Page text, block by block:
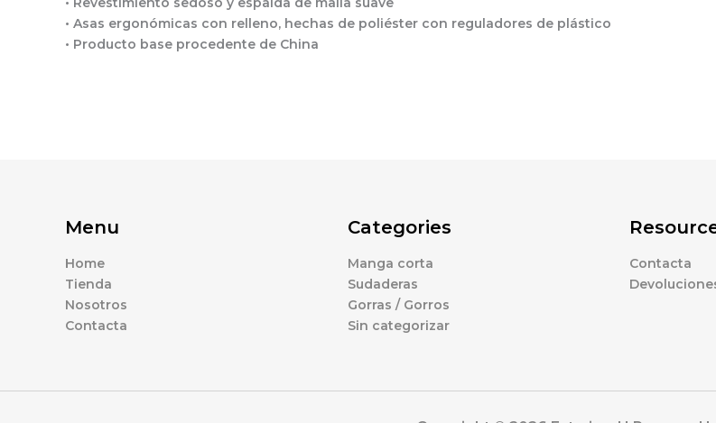
• Asas ergonómicas con relleno, hechas de poliéster con reguladores de plástico
• Producto base procedente de China
Menu
Home
Tienda
Nosotros
Contacta
Categories
Manga corta
Sudaderas
Gorras / Gorros
Sin categorizar
Contacta